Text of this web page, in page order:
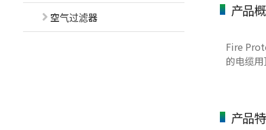
产品
Fire
的电缆用
产品
空气过滤器